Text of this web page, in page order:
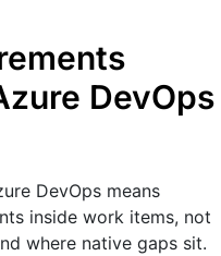
DevOps
DevOps means
inside work items, not
where native gaps sit.